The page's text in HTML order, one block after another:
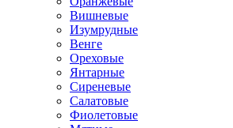
Вишневые
Изумрудные
Венге
Ореховые
Янтарные
Сиреневые
Салатовые
Фиолетовые